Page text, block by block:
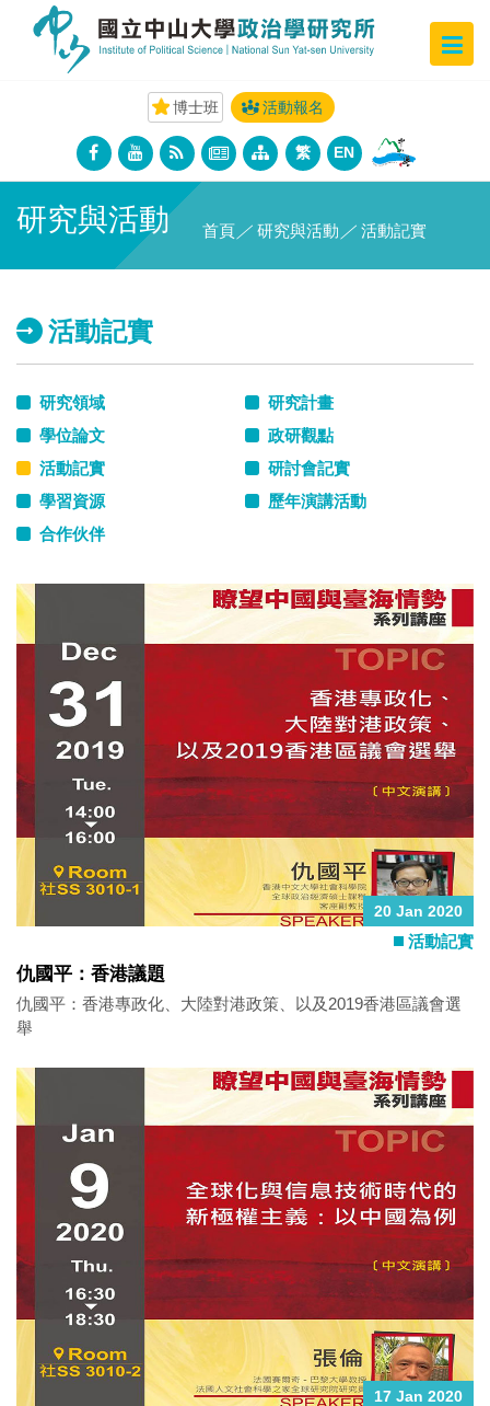
博士班 活動報名
繁 EN
研究與活動 首頁 ／ 研究與活動 ／ 活動記實
活動記實
20 Jan 2020
活動記實
仇國平：香港議題
仇國平：香港專政化、大陸對港政策、以及2019香港區議會選
舉
17 Jan 2020
研究領域
研究計畫
學位論文
政研觀點
活動記實
研討會記實
學習資源
歷年演講活動
合作伙伴